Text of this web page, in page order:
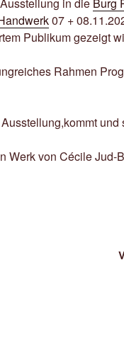
07 +
Publikum gezeigt
Rahmen
und
Werk von Cécile Jud-